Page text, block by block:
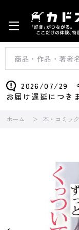
2026/07/29
お届け遅延につき
ホーム 本・コミッ